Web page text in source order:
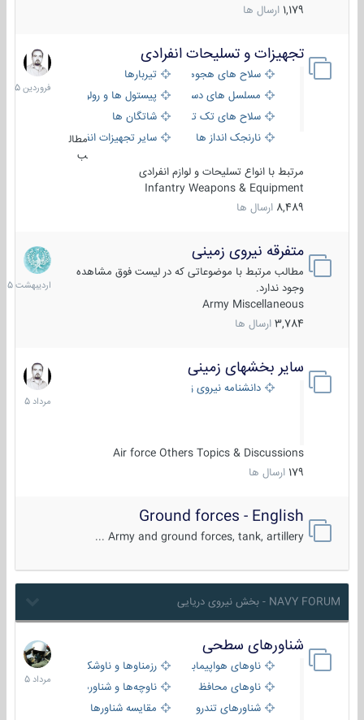
1,179 ارسال ها
تجهیزات و تسلیحات انفرادی
سلاح های هجومی
تیربارها
مسلسل های دستی
پیستول ها و رولورها
سلاح های تک تیر اندازیشاتگان ها
نارنجک انداز ها
سایر تجهیزات انفرادی
مطال
ب
مرتبط با انواع تسلیحات و لوازم انفرادی
Infantry Weapons & Equipment
8,489 ارسال ها
17
فروردین
1405
متفرقه نیروی زمینی
مطالب مرتبط با موضوعاتی که در لیست فوق مشاهده
وجود ندارد.
Army Miscellaneous
3,784 ارسال ها
27
1405
سایر بخشهای زمینی
دانشنامه نیروی زمینی
Air force Others Topics & Discussions
179 ارسال ها
9
مرداد
1405
Ground forces - English
Army and ground forces, tank, artillery ...
NAVY FORUM - بخش نیروی دریایی
شناورهای سطحی
ناوهای هواپیمابر و بالگرد بررزمناوها و ناوشکن‌ها
ناوهای محافظ
ناوچه‌ها و شناورهای گشتی
شناورهای تندرو
مقایسه شناورها
2
مرداد
1405